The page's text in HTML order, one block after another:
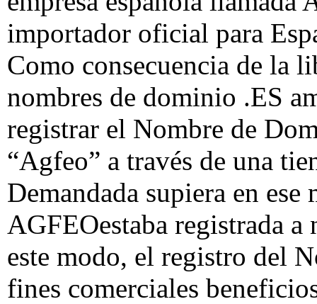
importador oficial para
Como consecuencia de la
nombres de dominio .ES
registrar el Nombre de
“Agfeo” a través de una
Demandada supiera en
AGFEOestaba registrada
este modo, el registro del
fines comerciales